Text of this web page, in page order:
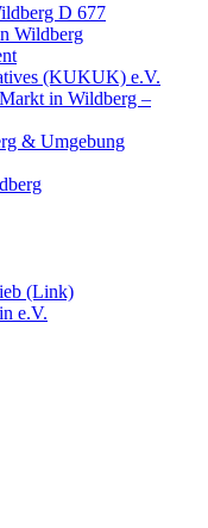
D 677
Wildberg
(KUKUK) e.V.
in Wildberg –
& Umgebung
(Link)
e.V.